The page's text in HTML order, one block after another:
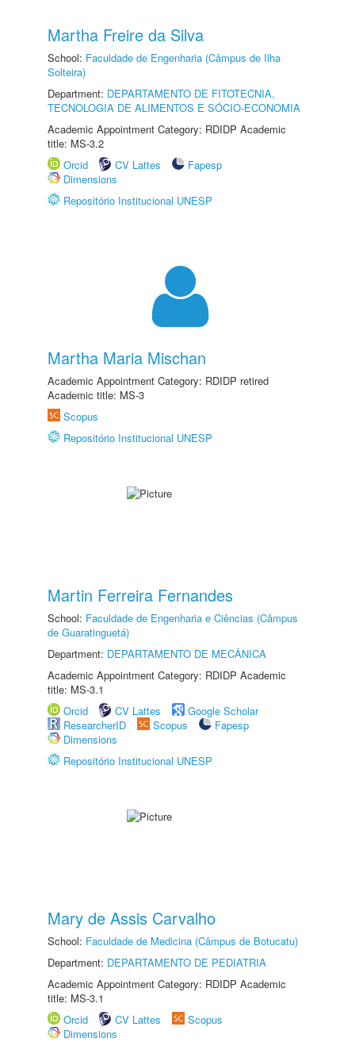
Martha Freire da Silva
School: Faculdade de Engenharia (Câmpus de Ilha
Solteira)
Department: DEPARTAMENTO DE FITOTECNIA,
TECNOLOGIA DE ALIMENTOS E SÓCIO-ECONOMIA
Academic Appointment Category: RDIDP Academic
title: MS-3.2
Orcid
CV Lattes
Fapesp
Dimensions
Repositório Institucional UNESP
Martha Maria Mischan
Academic Appointment Category: RDIDP retired
Academic title: MS-3
Scopus
Repositório Institucional UNESP
Martin Ferreira Fernandes
School: Faculdade de Engenharia e Ciências (Câmpus
de Guaratinguetá)
Department: DEPARTAMENTO DE MECÂNICA
Academic Appointment Category: RDIDP Academic
title: MS-3.1
Orcid
CV Lattes
Google Scholar
ResearcherID
Scopus
Fapesp
Dimensions
Repositório Institucional UNESP
Mary de Assis Carvalho
School: Faculdade de Medicina (Câmpus de Botucatu)
Department: DEPARTAMENTO DE PEDIATRIA
Academic Appointment Category: RDIDP Academic
title: MS-3.1
Orcid
CV Lattes
Scopus
Dimensions